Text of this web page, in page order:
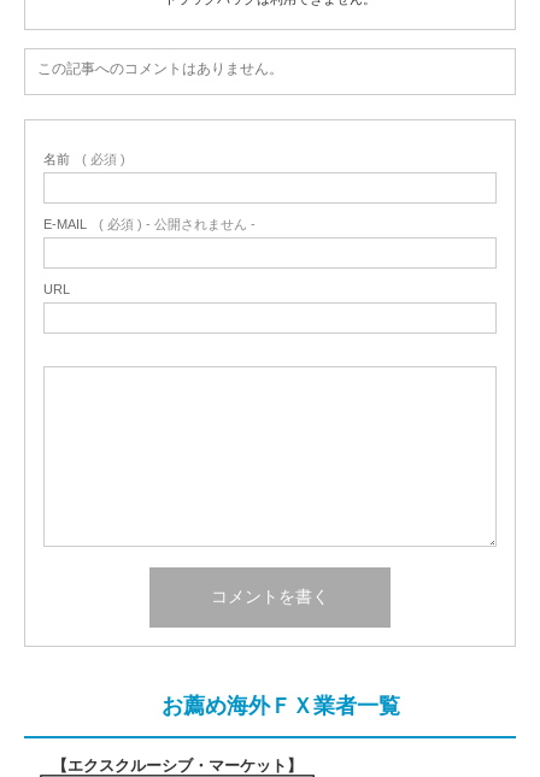
この記事へのコメントはありません。
名前 ( 必須 )
E-MAIL ( 必須 ) - 公開されません -
URL
お薦め海外ＦＸ業者一覧
【エクスクルーシブ・マーケット 】